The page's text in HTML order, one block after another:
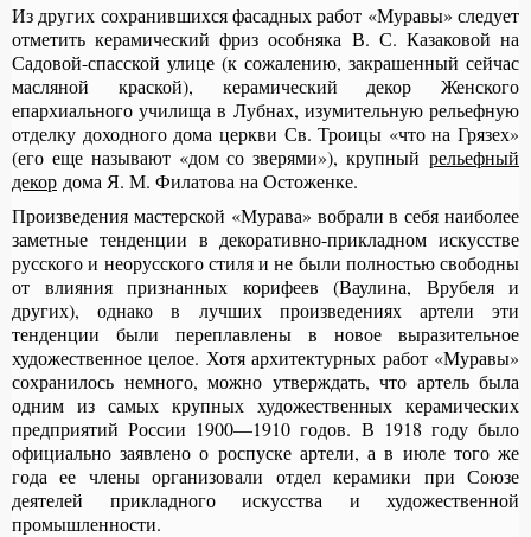
Из других сохранившихся фасадных работ «Муравы» следует
отметить керамический фриз особняка В. С. Казаковой на
Садовой-спасской улице (к сожалению, закрашенный сейчас
масляной краской), керамический декор Женского
епархиального училища в Лубнах, изумительную рельефную
отделку доходного дома церкви Св. Троицы «что на Грязех»
(его еще называют «дом со зверями»), крупный рельефный
декор дома Я. М. Филатова на Остоженке.
Произведения мастерской «Мурава» вобрали в себя наиболее
заметные тенденции в декоративно-прикладном искусстве
русского и неорусского стиля и не были полностью свободны
от влияния признанных корифеев (Ваулина, Врубеля и
других), однако в лучших произведениях артели эти
тенденции были переплавлены в новое выразительное
художественное целое. Хотя архитектурных работ «Муравы»
сохранилось немного, можно утверждать, что артель была
одним из самых крупных художественных керамических
предприятий России 1900—1910 годов. В 1918 году было
официально заявлено о роспуске артели, а в июле того же
года ее члены организовали отдел керамики при Союзе
деятелей прикладного искусства и художественной
промышленности.